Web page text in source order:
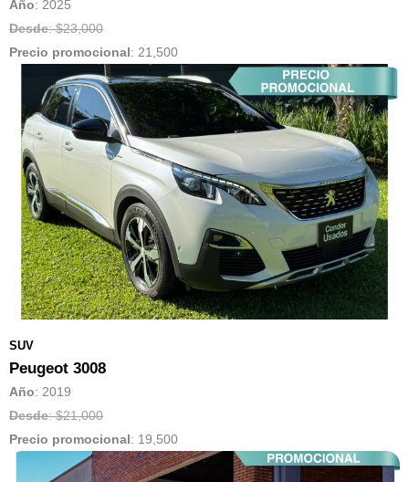
Año: 2025
Desde: $23,000
Precio promocional: 21,500
SUV
Peugeot 3008
Año: 2019
Desde: $21,000
Precio promocional: 19,500